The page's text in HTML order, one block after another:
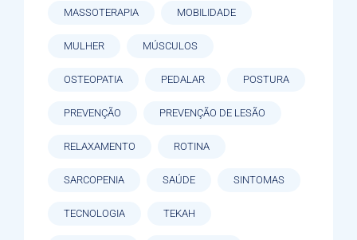
MASSOTERAPIA MOBILIDADE
MULHER MÚSCULOS
OSTEOPATIA PEDALAR POSTURA
PREVENÇÃO PREVENÇÃO DE LESÃO
RELAXAMENTO ROTINA
SARCOPENIA SAÚDE SINTOMAS
TECNOLOGIA TEKAH